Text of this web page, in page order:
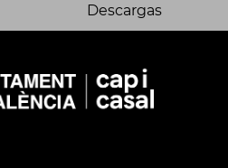
Descargas